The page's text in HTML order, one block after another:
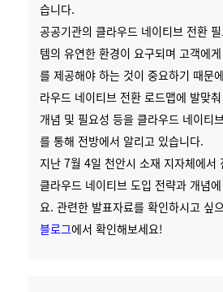
습니다.
공공기관의 클라우드 네이티브 전환
템의 유연한 환경이 요구되며 고객에
를 제공해야 하는 것이 중요하기 때문
라우드 네이티브 전환 로드맵에 발맞
개념 및 필요성 등을 클라우드 네이티
를 통해 전방에서 알리고 있습니다.
지난 7월 4일 천안시 소재 지자체에서
클라우드 네이티브 도입 전략과 개념
요. 관련한 발표자료를 확인하시고 싶
블로그에서 확인해보세요!